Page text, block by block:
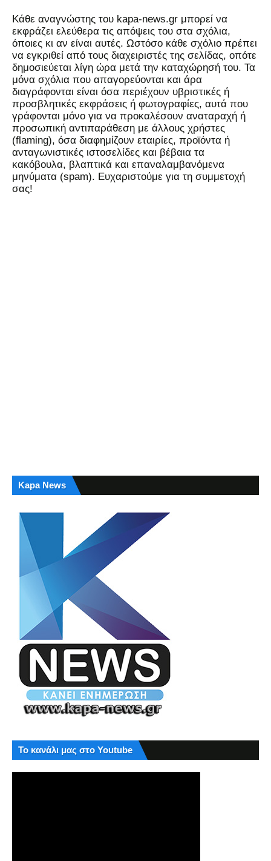
Kάθε αναγνώστης του kapa-news.gr μπορεί να
εκφράζει ελεύθερα τις απόψεις του στα σχόλια,
όποιες κι αν είναι αυτές. Ωστόσο κάθε σχόλιο πρέπει
να εγκριθεί από τους διαχειριστές της σελίδας, οπότε
δημοσιεύεται λίγη ώρα μετά την καταχώρησή του. Τα
μόνα σχόλια που απαγορεύονται και άρα
διαγράφονται είναι όσα περιέχουν υβριστικές ή
προσβλητικές εκφράσεις ή φωτογραφίες, αυτά που
γράφονται μόνο για να προκαλέσουν αναταραχή ή
προσωπική αντιπαράθεση με άλλους χρήστες
(flaming), όσα διαφημίζουν εταιρίες, προϊόντα ή
ανταγωνιστικές ιστοσελίδες και βέβαια τα
κακόβουλα, βλαπτικά και επαναλαμβανόμενα
μηνύματα (spam). Ευχαριστούμε για τη συμμετοχή
σας!
Kapa News
Το κανάλι μας στο Youtube